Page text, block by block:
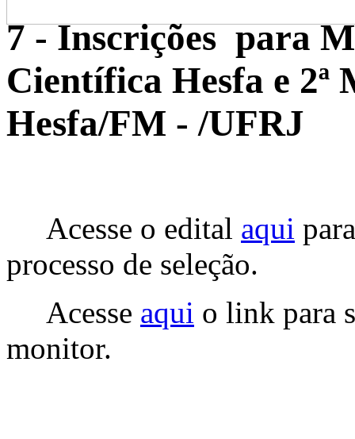
7 - Inscrições para
Científica Hesfa e
Hesfa/FM - /UFRJ
Acesse o edital aqui
processo de seleção.
Acesse aqui o link para
monitor.